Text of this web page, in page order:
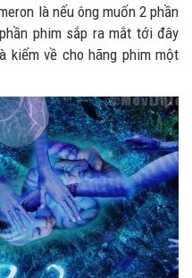
là nếu ông muốn 2 phần
phim sắp ra mắt tới đây
kiếm về cho hãng phim một